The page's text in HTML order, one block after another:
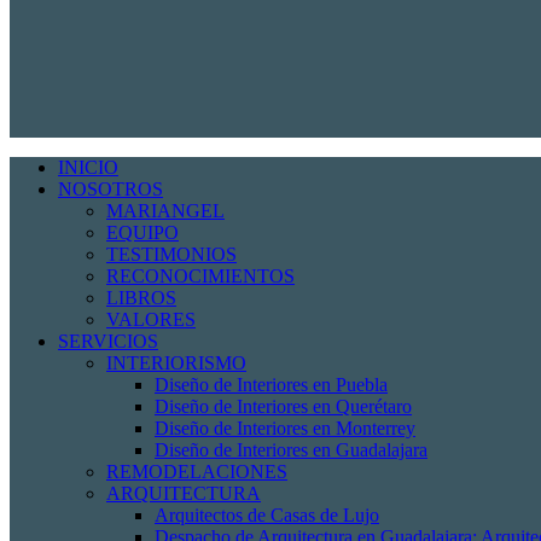
INICIO
NOSOTROS
MARIANGEL
EQUIPO
TESTIMONIOS
RECONOCIMIENTOS
LIBROS
VALORES
SERVICIOS
INTERIORISMO
Diseño de Interiores en Puebla
Diseño de Interiores en Querétaro
Diseño de Interiores en Monterrey
Diseño de Interiores en Guadalajara
REMODELACIONES
ARQUITECTURA
Arquitectos de Casas de Lujo
Despacho de Arquitectura en Guadalajara: